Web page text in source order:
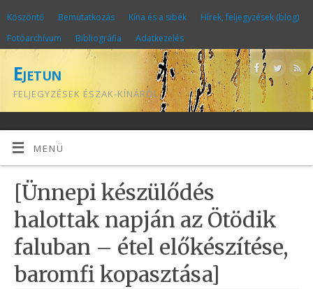
Köszöntő Bemutatkozás Kína és a sibék
Hírek, feljegyzések (blog)
Fotóarchívum
Bibliográfia Adatkezelés
Ejetun
FELJEGYZÉSEK ÉSZAK-KÍNÁRÓL
MENÜ
[Ünnepi készülődés
halottak napján az Ötödik
faluban – étel előkészítése,
baromfi kopasztása]